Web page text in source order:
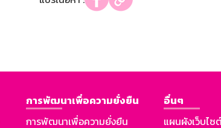
การพัฒนาเพื่อความยั่งยืน
การพัฒนาเพื่อความยั่งยืน
อื่นๆ
แผนผังเว็บไซ